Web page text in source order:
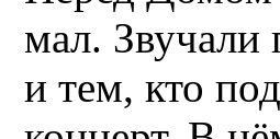
мал. Звучали
и тем, кто